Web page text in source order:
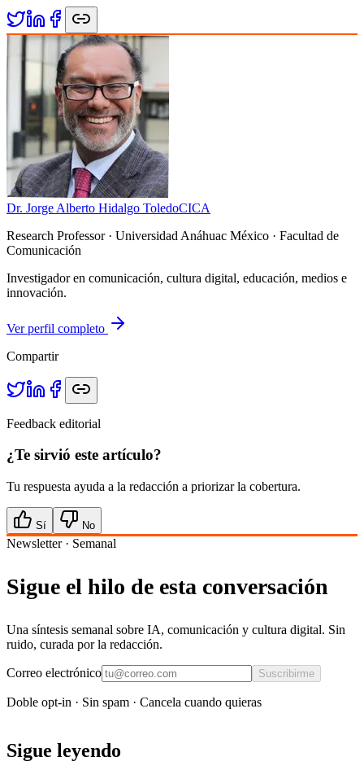
Dr. Jorge Alberto Hidalgo ToledoCICA
Research Professor· Universidad Anáhuac México · Facultad de
Comunicación
Investigador en comunicación, cultura digital, educación, medios e
innovación.
Ver perfil completo
Compartir
Feedback editorial
¿Te sirvió este artículo?
Tu respuesta ayuda a la redacción a priorizar la cobertura.
Sí No
Newsletter · Semanal
Sigue el hilo de esta conversación
Una síntesis semanal sobre IA, comunicación y cultura digital. Sin
ruido, curada por la redacción.
Correo electrónico Suscribirme
Doble opt-in · Sin spam · Cancela cuando quieras
Sigue leyendo